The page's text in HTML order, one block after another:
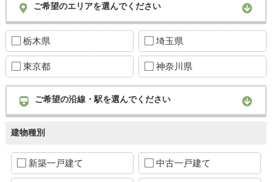
ご希望のエリアを選んでください
栃木県 埼玉県
東京都 神奈川県
ご希望の沿線・駅を選んでください
建物種別
新築一戸建て 中古一戸建て